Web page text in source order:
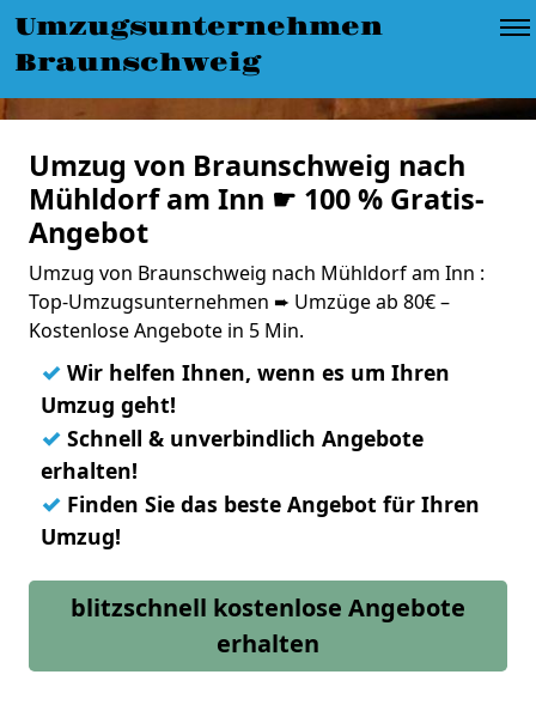
Umzugsunternehmen
Braunschweig
Umzug von Braunschweig nach
Mühldorf am Inn ☛ 100 % Gratis-
Angebot
Umzug von Braunschweig nach Mühldorf am Inn :
Top-Umzugsunternehmen ➨ Umzüge ab 80€ –
Kostenlose Angebote in 5 Min.
✓ Wir helfen Ihnen, wenn es um Ihren
Umzug geht!
✓ Schnell & unverbindlich Angebote
erhalten!
✓ Finden Sie das beste Angebot für Ihren
Umzug!
blitzschnell kostenlose Angebote
erhalten